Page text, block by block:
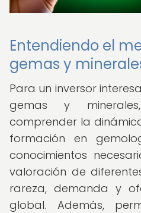
Entendiendo el
gemas y
Para un inversor
gemas y
comprender la
formación en
conocimientos
valoración de
rareza, demanda y
global. Además,